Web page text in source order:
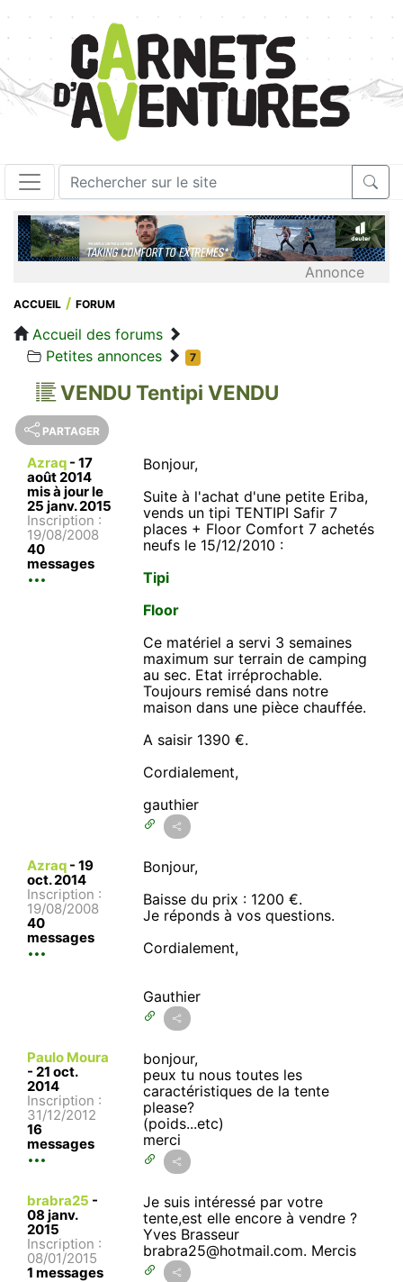
Annonce
ACCUEIL FORUM
Accueil des forums
Petites annonces
7
VENDU Tentipi VENDU
PARTAGER
Azraq - 17
août 2014
mis à jour le
25 janv. 2015
Inscription :
19/08/2008
40
messages
Bonjour,
Suite à l'achat d'une petite Eriba,
vends un tipi TENTIPI Safir 7
places + Floor Comfort 7 achetés
neufs le 15/12/2010 :
Tipi
Floor
Ce matériel a servi 3 semaines
maximum sur terrain de camping
au sec. Etat irréprochable.
Toujours remisé dans notre
maison dans une pièce chauffée.
A saisir 1390 €.
Cordialement,
gauthier
Azraq - 19
oct. 2014
Inscription :
19/08/2008
40
messages
Bonjour,
Baisse du prix : 1200 €.
Je réponds à vos questions.
Cordialement,
Gauthier
Paulo Moura
- 21 oct.
2014
Inscription :
31/12/2012
16
messages
bonjour,
peux tu nous toutes les
caractéristiques de la tente
please?
(poids...etc)
merci
brabra25 -
08 janv.
2015
Inscription :
08/01/2015
1 messages
Je suis intéressé par votre
tente,est elle encore à vendre ?
Yves Brasseur
brabra25@hotmail.com. Mercis